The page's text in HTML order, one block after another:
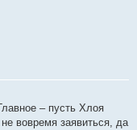
– пусть Хлоя
вовремя заявиться, да